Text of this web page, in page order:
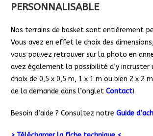
PERSONNALISABLE
Nos terrains de basket sont entièrement
Vous avez en effet le choix des
vous pouvez retrouver sur la photo en
avez également la possibilité d’y incruster
choix de 0,5 x 0,5 m, 1 x 1 m ou bien 2 x 2
de la demande dans l’ongletContact).
Besoin d’aide ? Consultez notre Guide